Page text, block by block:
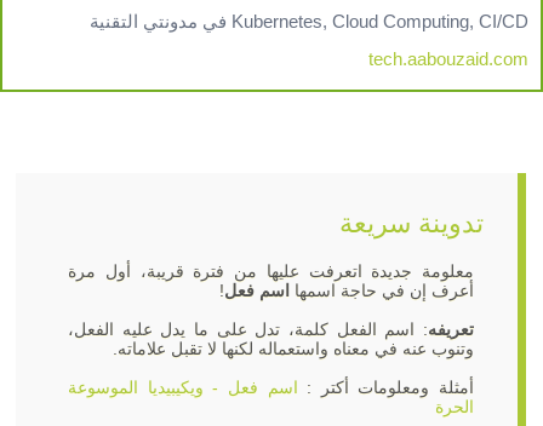
Kubernetes, Cloud Computing, CI/CD في مدونتي التقنية
tech.aabouzaid.com
تدوينة سريعة
معلومة جديدة اتعرفت عليها من فترة قريبة، أول مرة
أعرف إن في حاجة اسمها اسم فعل!
تعريفه: اسم الفعل كلمة، تدل على ما يدل عليه الفعل،
وتنوب عنه في معناه واستعماله لكنها لا تقبل علاماته.
أمثلة ومعلومات أكتر : اسم فعل - ويكيبيديا الموسوعة
الحرة